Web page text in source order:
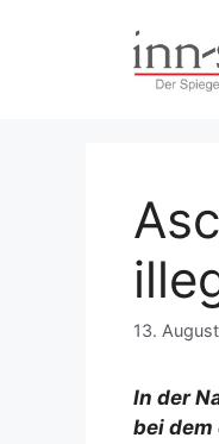
13.
In der
bei